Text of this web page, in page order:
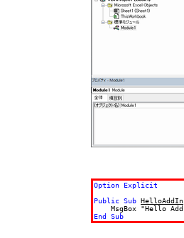
Option Explicit
Public Sub HelloAddIn
End Sub